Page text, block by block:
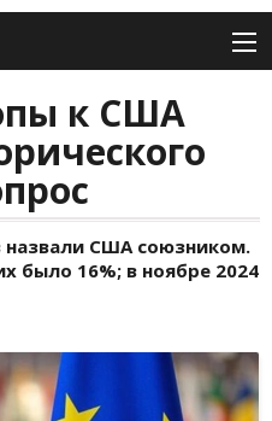
к США
назвали США союзником.
было 16%; в ноябре 2024